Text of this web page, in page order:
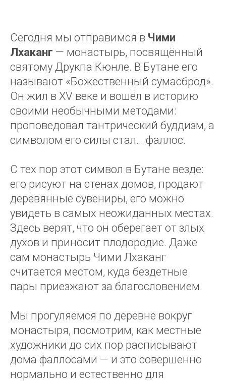
Сегодня мы отправимся в Чими
Лхаканг — монастырь, посвящённый
святому Друкпа Кюнле. В Бутане его
называют «Божественный сумасброд».
Он жил в XV веке и вошёл в историю
своими необычными методами:
проповедовал тантрический буддизм, а
символом его силы стал… фаллос.
С тех пор этот символ в Бутане везде:
его рисуют на стенах домов, продают
деревянные сувениры, его можно
увидеть в самых неожиданных местах.
Здесь верят, что он оберегает от злых
духов и приносит плодородие. Даже
сам монастырь Чими Лхаканг
считается местом, куда бездетные
пары приезжают за благословением.
Мы прогуляемся по деревне вокруг
монастыря, посмотрим, как местные
художники до сих пор расписывают
дома фаллосами — и это совершенно
нормально и естественно для